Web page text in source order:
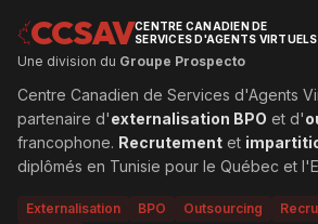
CCSAVCENTRE CANADIEN DE
SERVICES D'AGENTS VIRTUELS
Une division du Groupe Prospecto
Centre Canadien de Services d'Agents
partenaire d'externalisation BPO et d'
francophone. Recrutement et
diplômés en Tunisie pour le Québec et
Externalisation BPO Outsourcing